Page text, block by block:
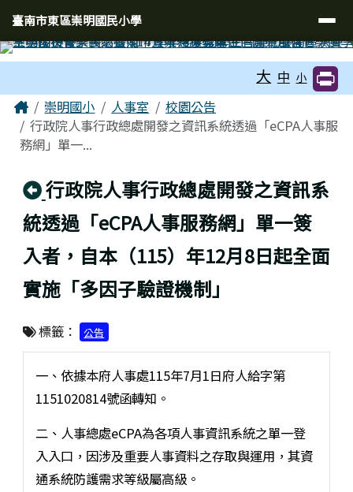
臺南市東區崇明國民小學
導覽列
臺南市東區崇明國民小學
大 中 小
主內容區域
Home崇明國小 人事室
校園公告
行政院人事行政總處開發之資訊系統透過「eCPA人事服
務網」單一...
回上頁
行政院人事行政總處開發之資訊系
統透過「eCPA人事服務網」單一簽
入者，自本（115）年12月8日起全面
實施「多因子驗證機制」
標籤： 公告
一、依據本府人事處115年7月1日府人給字第
1151020814號函轉知。
二、人事總處eCPA為各項人事資訊系統之單一登
入入口，因涉及重要人事資料之存取與運用，其資
通系統防護需求等級屬高級。
頁尾區域